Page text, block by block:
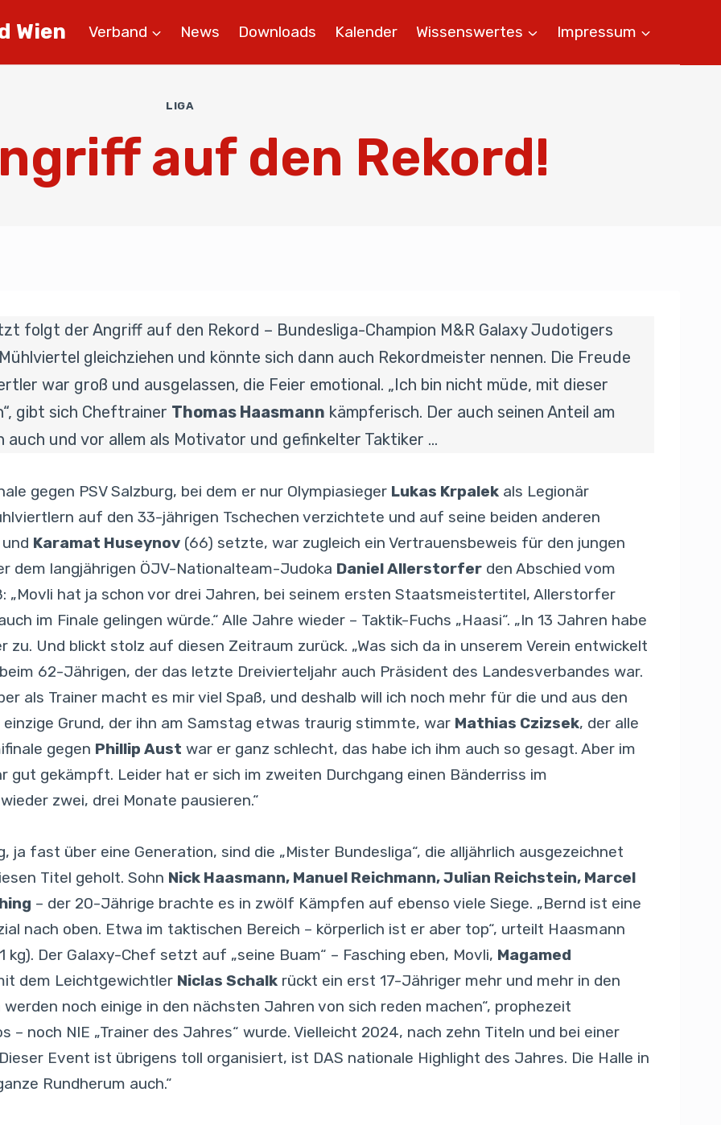
Wien Verband News Downloads Kalender Wissenswertes Impressum
LIGA
auf den Rekord!
folgt der Angriff auf den Rekord – Bundesliga-Champion M&R Galaxy Judotigers
gleichziehen und könnte sich dann auch Rekordmeister nennen. Die Freude
war groß und ausgelassen, die Feier emotional. „Ich bin nicht müde, mit dieser
gibt sich Cheftrainer Thomas Haasmann kämpferisch. Der auch seinen Anteil am
auch und vor allem als Motivator und gefinkelter Taktiker …
gegen PSV Salzburg, bei dem er nur Olympiasieger Lukas Krpalek als Legionär
auf den 33-jährigen Tschechen verzichtete und auf seine beiden anderen
Karamat Huseynov (66) setzte, war zugleich ein Vertrauensbeweis für den jungen
dem langjährigen ÖJV-Nationalteam-Judoka Daniel Allerstorfer den Abschied vom
„Movli hat ja schon vor drei Jahren, bei seinem ersten Staatsmeistertitel, Allerstorfer
im Finale gelingen würde.“ Alle Jahre wieder – Taktik-Fuchs „Haasi“. „In 13 Jahren habe
zu. Und blickt stolz auf diesen Zeitraum zurück. „Was sich da in unserem Verein entwickelt
62-Jährigen, der das letzte Dreivierteljahr auch Präsident des Landesverbandes war.
als Trainer macht es mir viel Spaß, und deshalb will ich noch mehr für die und aus den
einzige Grund, der ihn am Samstag etwas traurig stimmte, war Mathias Czizsek, der alle
gegen Phillip Aust war er ganz schlecht, das habe ich ihm auch so gesagt. Aber im
gut gekämpft. Leider hat er sich im zweiten Durchgang einen Bänderriss im
zwei, drei Monate pausieren.“
ja fast über eine Generation, sind die „Mister Bundesliga“, die alljährlich ausgezeichnet
Titel geholt. Sohn Nick Haasmann, Manuel Reichmann, Julian Reichstein, Marcel
– der 20-Jährige brachte es in zwölf Kämpfen auf ebenso viele Siege. „Bernd ist eine
nach oben. Etwa im taktischen Bereich – körperlich ist er aber top“, urteilt Haasmann
Der Galaxy-Chef setzt auf „seine Buam“ – Fasching eben, Movli, Magamed
dem Leichtgewichtler Niclas Schalk rückt ein erst 17-Jähriger mehr und mehr in den
werden noch einige in den nächsten Jahren von sich reden machen“, prophezeit
– noch NIE „Trainer des Jahres“ wurde. Vielleicht 2024, nach zehn Titeln und bei einer
Event ist übrigens toll organisiert, ist DAS nationale Highlight des Jahres. Die Halle in
Rundherum auch.“